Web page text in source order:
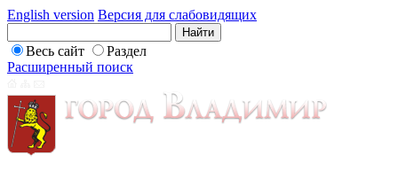
English version Версия для слабовидящих
Весь сайт
Раздел
Расширенный поиск